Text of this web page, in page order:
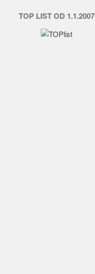
TOP LIST OD 1.1.2007